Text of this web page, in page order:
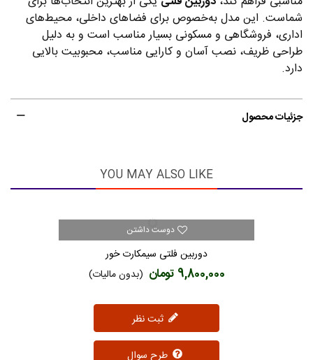
شماست. این مدل به‌خصوص برای فضاهای داخلی، محیط‌های
اداری، فروشگاهی و مسکونی بسیار مناسب است و به دلیل
طراحی ظریف، نصب آسان و کارایی مناسب، محبوبیت بالایی
دارد.
جزئیات محصول
YOU MAY ALSO LIKE
دوست داشتن
دوربین فلتی سیمکارت خور
9,800,000 تومان (بدون مالیات)
ثبت نظر